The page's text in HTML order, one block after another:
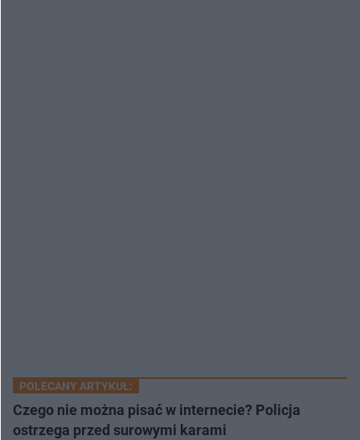
POLECANY ARTYKUŁ:
Czego nie można pisać w internecie? Policja
ostrzega przed surowymi karami